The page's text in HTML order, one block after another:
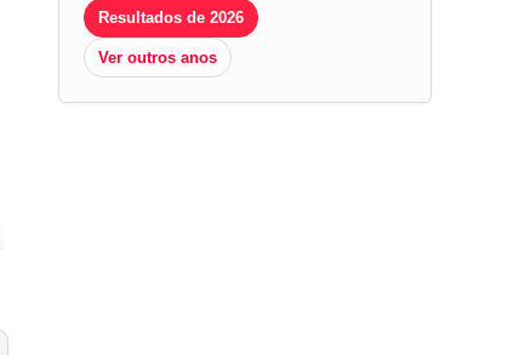
Resultados de 2026
Ver outros anos